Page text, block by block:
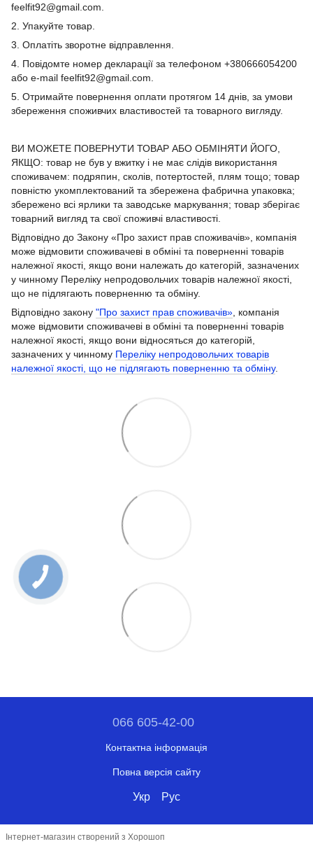
feelfit92@gmail.com.
2. Упакуйте товар.
3. Оплатіть зворотне відправлення.
4. Повідомте номер декларації за телефоном +380666054200
або e-mail feelfit92@gmail.com.
5. Отримайте повернення оплати протягом 14 днів, за умови
збереження споживчих властивостей та товарного вигляду.
ВИ МОЖЕТЕ ПОВЕРНУТИ ТОВАР АБО ОБМІНЯТИ ЙОГО,
ЯКЩО: товар не був у вжитку і не має слідів використання
споживачем: подряпин, сколів, потертостей, плям тощо; товар
повністю укомплектований та збережена фабрична упаковка;
збережено всі ярлики та заводське маркування; товар зберігає
товарний вигляд та свої споживчі властивості.
Відповідно до Закону «Про захист прав споживачів», компанія
може відмовити споживачеві в обміні та поверненні товарів
належної якості, якщо вони належать до категорій, зазначених
у чинному Переліку непродовольчих товарів належної якості,
що не підлягають поверненню та обміну.
Відповідно закону "Про захист прав споживачів» , компанія
може відмовити споживачеві в обміні та поверненні товарів
належної якості, якщо вони відносяться до категорій,
зазначених у чинному Переліку непродовольчих товарів
належної якості, що не підлягають поверненню та обміну.
066 605-42-00
Контактна інформація
Повна версія сайту
Укр Рус
Інтернет-магазин створений з Хорошоп